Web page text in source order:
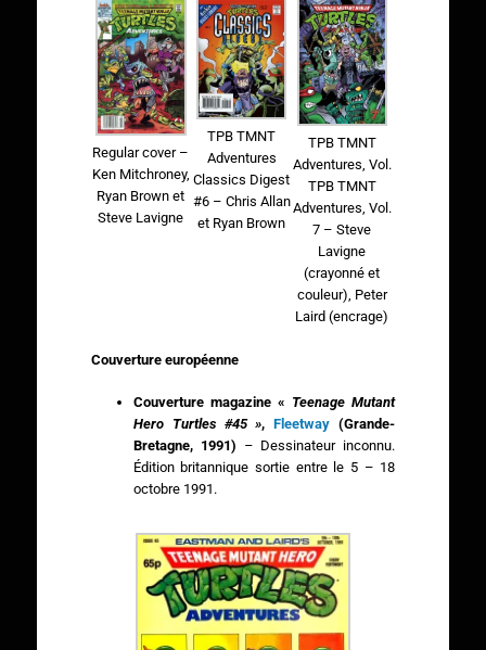
Regular cover –
Ken Mitchroney,
Ryan Brown et
Steve Lavigne
TPB TMNT
Adventures
Classics Digest
#6 – Chris Allan
et Ryan Brown
TPB TMNT
Adventures, Vol.
TPB TMNT
Adventures, Vol.
7 – Steve
Lavigne
(crayonné et
couleur), Peter
Laird (encrage)
Couverture européenne
Couverture magazine « Teenage Mutant
Hero Turtles #45 »,Fleetway (Grande-
Bretagne, 1991) – Dessinateur inconnu.
Édition britannique sortie entre le 5 – 18
octobre 1991.